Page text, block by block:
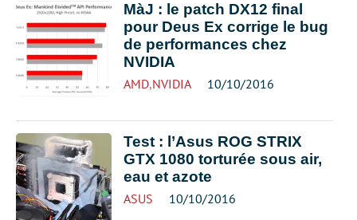
MàJ : le patch DX12 final
pour Deus Ex corrige le bug
de performances chez
NVIDIA
AMD,NVIDIA 10/10/2016
Test : l’Asus ROG STRIX
GTX 1080 torturée sous air,
eau et azote
ASUS 10/10/2016